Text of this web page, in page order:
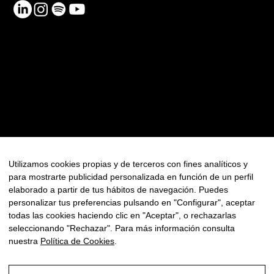
Newsletter
Utilizamos cookies propias y de terceros con fines analíticos y
para mostrarte publicidad personalizada en función de un perfil
elaborado a partir de tus hábitos de navegación. Puedes
personalizar tus preferencias pulsando en "Configurar", aceptar
todas las cookies haciendo clic en "Aceptar", o rechazarlas
seleccionando "Rechazar". Para más información consulta
nuestra Política de Cookies